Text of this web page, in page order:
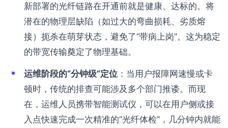
新部署的光纤链路在开通前就是健康、达标的。将
潜在的物理层缺陷（如过大的弯曲损耗、劣质熔
接）扼杀在萌芽状态，避免了“带病上岗”。这为稳定
的带宽传输奠定了物理基础。
运维阶段的“分钟级”定位 ：当用户报障网速慢或卡
顿时，传统的排查可能涉及多个部门推诿。而现
在，运维人员携带智能测试仪，可以在用户侧或接
入点快速完成一次精准的“光纤体检”，几分钟内就能